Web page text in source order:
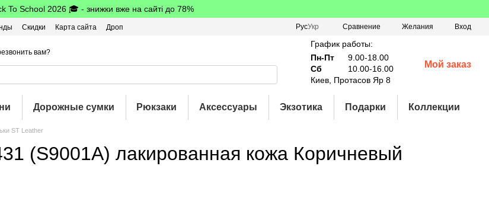
To School 2026 🎓 - знижки вже на сайті до 78%
Скидки Карта сайта
Дроп
РусУкр Сравнение Желания Вход
вам?
График работы:
Пн-Пт
9.00-18.00
Сб
10.00-16.00
Киев, Протасов Яр 8
Мой заказ
Дорожные сумки Рюкзаки Аксессуары Экзотика Подарки Коллекции
ST Leather
(S9001A) лакированная кожа Коричневый